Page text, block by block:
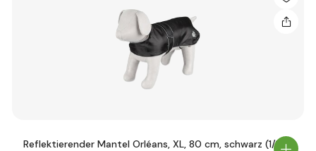
Reflektierender Mantel Orléans, XL, 80 cm, schwarz (1/12)